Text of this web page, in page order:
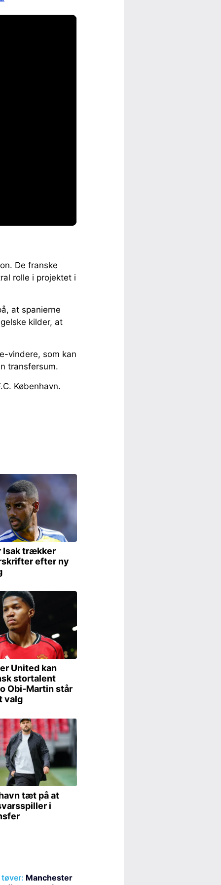
De franske
rolle i projektet i
at spanierne
kilder, at
vindere, som kan
transfersum.
København.
Manchester